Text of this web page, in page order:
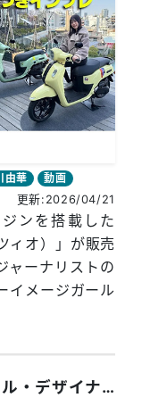
由華
動画
更新:2026/04/21
ンを搭載した
ィオ）」が販売
ャーナリストの
イメージガール
【飯村武志】元インダストリアル・デザイナーのアーティストが描く、モーターサイクルの新世界